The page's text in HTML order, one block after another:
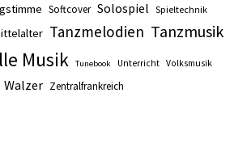
Softcover Solospiel Spieltechnik
Tanzmelodien Tanzmusik
Musik Tunebook Unterricht Volksmusik
Walzer Zentralfrankreich